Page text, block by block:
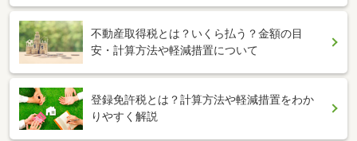
不動産取得税とは？いくら払う？金額の目
安・計算方法や軽減措置について
登録免許税とは？計算方法や軽減措置をわか
りやすく解説